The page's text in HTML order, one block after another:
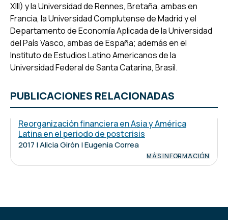
XIII) y la Universidad de Rennes, Bretaña, ambas en
Francia, la Universidad Complutense de Madrid y el
Departamento de Economía Aplicada de la Universidad
del País Vasco, ambas de España; además en el
Instituto de Estudios Latino Americanos de la
Universidad Federal de Santa Catarina, Brasil.
PUBLICACIONES RELACIONADAS
Reorganización financiera en Asia y América
Latina en el periodo de postcrisis
2017 | Alicia Girón | Eugenia Correa
MÁS INFORMACIÓN